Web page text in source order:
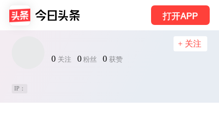
打开APP
0 关注 0 粉丝 0 获赞
+ 关注
IP：